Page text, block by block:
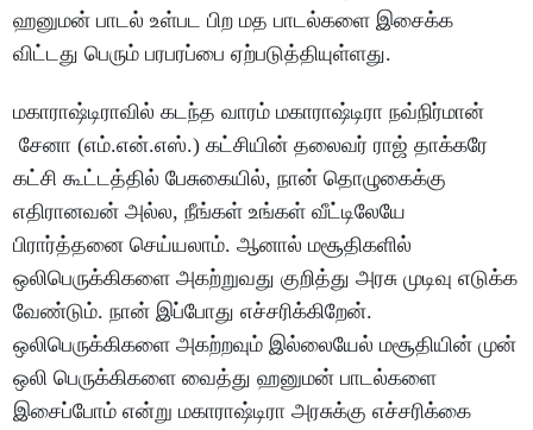
ஹனுமன் பாடல் உள்பட பிற மத பாடல்களை இசைக்க
விட்டது பெரும் பரபரப்பை ஏற்படுத்தியுள்ளது.
மகாராஷ்டிராவில் கடந்த வாரம் மகாராஷ்டிரா நவ்நிர்மான்
சேனா (எம்.என்.எஸ்.) கட்சியின் தலைவர் ராஜ் தாக்கரே
கட்சி கூட்டத்தில் பேசுகையில், நான் தொழுகைக்கு
எதிரானவன் அல்ல, நீங்கள் உங்கள் வீட்டிலேயே
பிரார்த்தனை செய்யலாம். ஆனால் மசூதிகளில்
ஒலிபெருக்கிகளை அகற்றுவது குறித்து அரசு முடிவு எடுக்க
வேண்டும். நான் இப்போது எச்சரிக்கிறேன்.
ஒலிபெருக்கிகளை அகற்றவும் இல்லையேல் மசூதியின் முன்
ஒலி பெருக்கிகளை வைத்து ஹனுமன் பாடல்களை
இசைப்போம் என்று மகாராஷ்டிரா அரசுக்கு எச்சரிக்கை